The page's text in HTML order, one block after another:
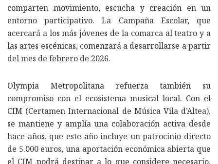
comparten movimiento, escucha y creación en un
entorno participativo. La Campaña Escolar, que
acercará a los más jóvenes de la comarca al teatro y a
las artes escénicas, comenzará a desarrollarse a partir
del mes de febrero de 2026.
Olympia Metropolitana refuerza también su
compromiso con el ecosistema musical local. Con el
CIM (Certamen Internacional de Música Vila d’Altea),
se mantiene y amplía una colaboración activa desde
hace años, que este año incluye un patrocinio directo
de 5.000 euros, una aportación económica abierta que
el CIM podrá destinar a lo que considere necesario.